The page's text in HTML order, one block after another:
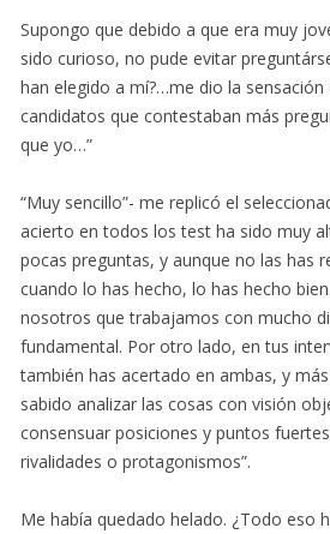
Supongo que debido a que era muy
sido curioso, no pude evitar
han elegido a mí?…me dio la sensación
candidatos que contestaban más
que yo…”
“Muy sencillo”- me replicó el
acierto en todos los test ha sido muy
pocas preguntas, y aunque no las has
cuando lo has hecho, lo has hecho
nosotros que trabajamos con mucho
fundamental. Por otro lado, en tus
también has acertado en ambas, y
sabido analizar las cosas con visión
consensuar posiciones y puntos
rivalidades o protagonismos”.
Me había quedado helado. ¿Todo eso